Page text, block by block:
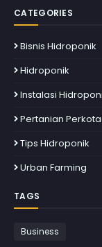
CATEGORIES
Bisnis Hidroponik
Hidroponik
Instalasi
Pertanian
Tips Hidroponik
Urban Farming
TAGS
Business